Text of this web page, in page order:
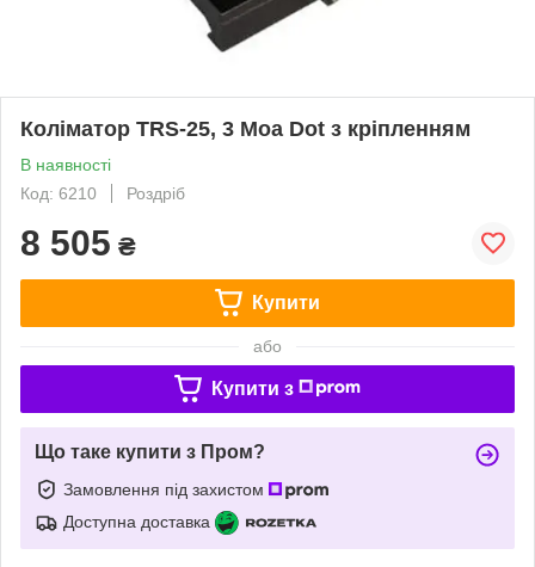
Коліматор TRS-25, 3 Moa Dot з кріпленням
В наявності
Код: 6210
Роздріб
8 505 ₴
Купити
або
Купити з
Що таке купити з Пром?
Замовлення під захистом
Доступна доставка